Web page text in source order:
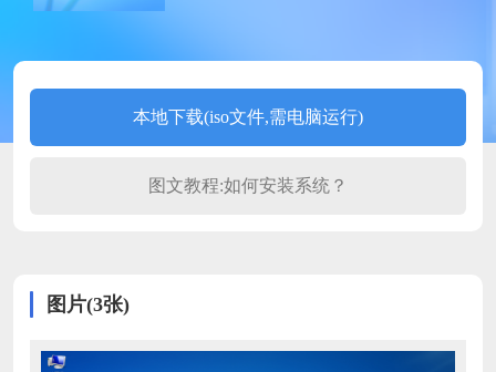
本地下载(iso文件,需电脑运行)
图文教程:如何安装系统？
图片(3张)